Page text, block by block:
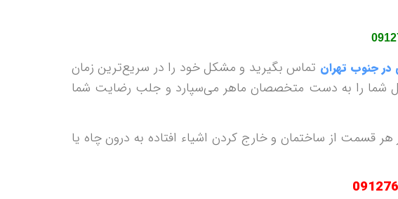
در جنوب تهران تماس بگیرید و مشکل خود را در سریع‌‌ترین زمان
شما را به دست متخصصان ماهر می‌سپارد و جلب رضایت شما
هر قسمت از ساختمان و خارج کردن اشیاء افتاده به درون چاه یا